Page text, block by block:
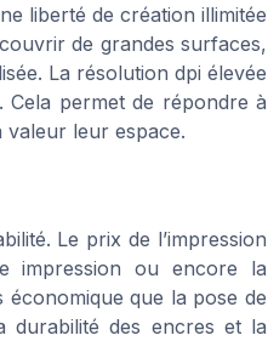
liberté de création illimitée
de grandes surfaces,
La résolution dpi élevée
Cela permet de répondre à
valeur leur espace.
Le prix de l’impression
impression ou encore la
que la pose de
durabilité des encres et la